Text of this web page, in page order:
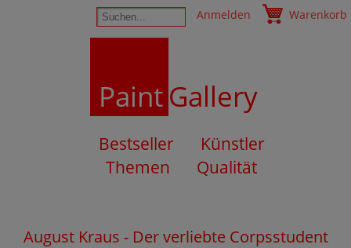
Anmelden Warenkorb
PaintGallery
Bestseller
Künstler
Themen
Qualität
August Kraus - Der verliebte Corpsstudent